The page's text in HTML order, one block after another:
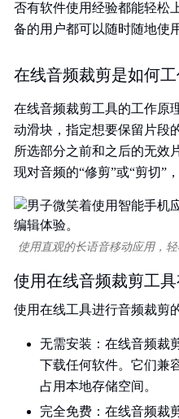
否有软件使用经验都能轻松
备的用户都可以随时随地使用
在线音频裁剪是如何工
在线音频裁剪工具的工作原
动滑块，指定想要保留片段
所选部分之前和之后的无效
现对音频的“修剪”或“剪切”
使用直观的长语音移动应用，轻
使用在线音频裁剪工
使用在线工具进行音频裁剪
无需安装：在线音频裁
下载任何软件。它们兼
占用本地存储空间。
完全免费：在线音频裁